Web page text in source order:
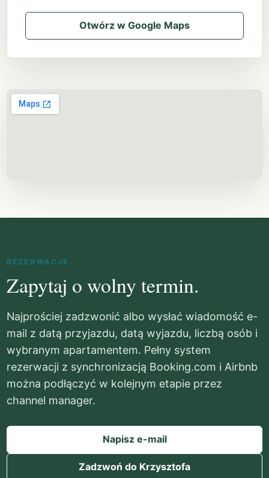
Otwórz w Google Maps
REZERWACJE
Zapytaj o wolny termin.
Najprościej zadzwonić albo wysłać wiadomość e-
mail z datą przyjazdu, datą wyjazdu, liczbą osób i
wybranym apartamentem. Pełny system
rezerwacji z synchronizacją Booking.com i Airbnb
można podłączyć w kolejnym etapie przez
channel manager.
Napisz e-mail
Zadzwoń do Krzysztofa